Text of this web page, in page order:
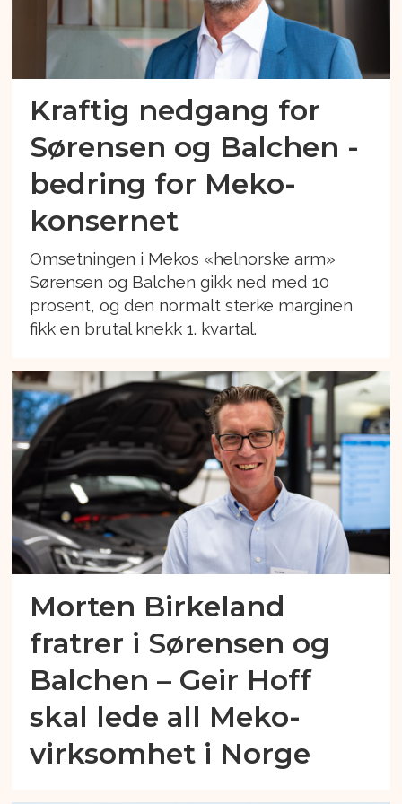
Kraftig nedgang for
Sørensen og Balchen -
bedring for Meko-
konsernet
Omsetningen i Mekos «helnorske arm»
Sørensen og Balchen gikk ned med 10
prosent, og den normalt sterke marginen
fikk en brutal knekk 1. kvartal.
Morten Birkeland
fratrer i Sørensen og
Balchen – Geir Hoff
skal lede all Meko-
virksomhet i Norge